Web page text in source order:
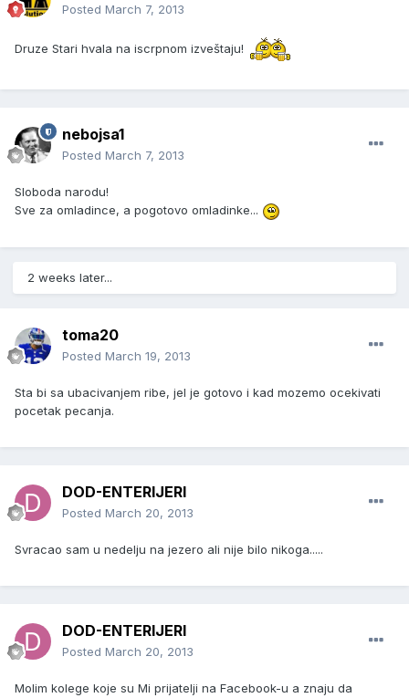
Posted March 7, 2013
Druze Stari hvala na iscrpnom izveštaju!
nebojsa1
Posted March 7, 2013
Sloboda narodu!
Sve za omladince, a pogotovo omladinke...
2 weeks later...
toma20
Posted March 19, 2013
Sta bi sa ubacivanjem ribe, jel je gotovo i kad mozemo ocekivati
pocetak pecanja.
DOD-ENTERIJERI
Posted March 20, 2013
Svracao sam u nedelju na jezero ali nije bilo nikoga.....
DOD-ENTERIJERI
Posted March 20, 2013
Molim kolege koje su Mi prijatelji na Facebook-u a znaju da